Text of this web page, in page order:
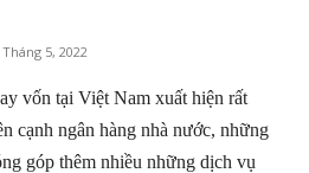
Tháng 5, 2022
vốn tại Việt Nam xuất hiện rất
cạnh ngân hàng nhà nước, những
góp thêm nhiều những dịch vụ